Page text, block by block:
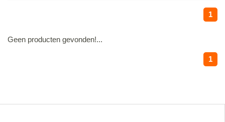
1
Geen producten gevonden!...
1